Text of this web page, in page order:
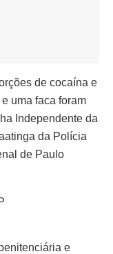
de cocaína e
uma faca foram
Independente da
da Polícia
de Paulo
e